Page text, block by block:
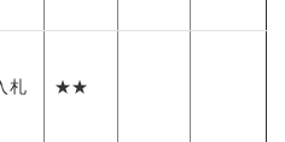
札 ★★